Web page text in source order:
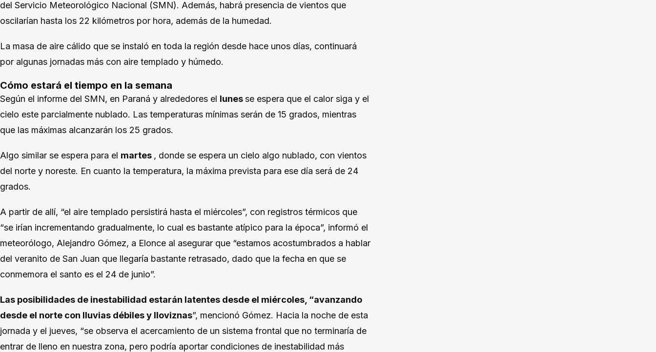
del Servicio Meteorológico Nacional (SMN). Además, habrá presencia de vientos que
oscilarían hasta los 22 kilómetros por hora, además de la humedad.
La masa de aire cálido que se instaló en toda la región desde hace unos días, continuará
por algunas jornadas más con aire templado y húmedo.
Cómo estará el tiempo en la semana
Según el informe del SMN, en Paraná y alrededores el lunesse espera que el calor siga y el
cielo este parcialmente nublado. Las temperaturas mínimas serán de 15 grados, mientras
que las máximas alcanzarán los 25 grados.
Algo similar se espera para el martes , donde se espera un cielo algo nublado, con vientos
del norte y noreste. En cuanto la temperatura, la máxima prevista para ese día será de 24
grados.
A partir de allí, “el aire templado persistirá hasta el miércoles”, con registros térmicos que
“se irían incrementando gradualmente, lo cual es bastante atípico para la época”, informó el
meteorólogo, Alejandro Gómez, a Elonce al asegurar que “estamos acostumbrados a hablar
del veranito de San Juan que llegaría bastante retrasado, dado que la fecha en que se
conmemora el santo es el 24 de junio”.
Las posibilidades de inestabilidad estarán latentes desde el miércoles, “avanzando
desde el norte con lluvias débiles y lloviznas”, mencionó Gómez. Hacia la noche de esta
jornada y el jueves, “se observa el acercamiento de un sistema frontal que no terminaría de
entrar de lleno en nuestra zona, pero podría aportar condiciones de inestabilidad más